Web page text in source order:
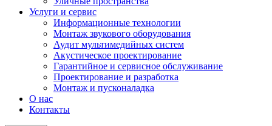
Услуги и сервис
Информационные технологии
Монтаж звукового оборудования
Аудит мультимедийных систем
Акустическое проектирование
Гарантийное и сервисное обслуживание
Проектирование и разработка
Монтаж и пусконаладка
О нас
Контакты